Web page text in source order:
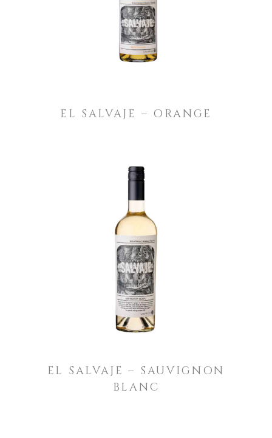
EL SALVAJE – ORANGE
LEER MÁS
EL SALVAJE – SAUVIGNON
BLANC